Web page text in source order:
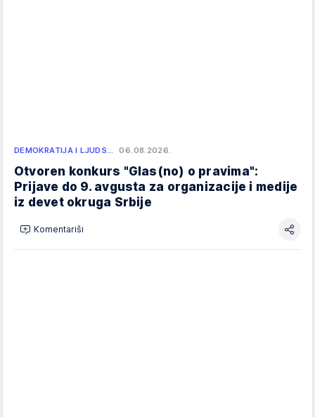
DEMOKRATIJA I LJUDS… 06.08.2026.
Otvoren konkurs "Glas(no) o pravima":
Prijave do 9. avgusta za organizacije i medije
iz devet okruga Srbije
Komentariši